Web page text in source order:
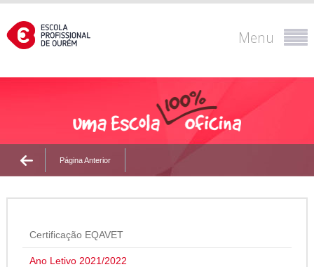
Menu
Página Anterior
Certificação EQAVET
Ano Letivo 2021/2022